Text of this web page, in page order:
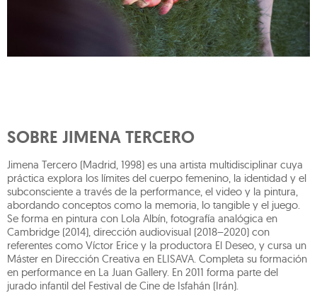
SOBRE JIMENA TERCERO
Jimena Tercero (Madrid, 1998) es una artista multidisciplinar cuya
práctica explora los límites del cuerpo femenino, la identidad y el
subconsciente a través de la performance, el video y la pintura,
abordando conceptos como la memoria, lo tangible y el juego.
Se forma en pintura con Lola Albín, fotografía analógica en
Cambridge (2014), dirección audiovisual (2018–2020) con
referentes como Víctor Erice y la productora El Deseo, y cursa un
Máster en Dirección Creativa en ELISAVA. Completa su formación
en performance en La Juan Gallery. En 2011 forma parte del
jurado infantil del Festival de Cine de Isfahán (Irán).